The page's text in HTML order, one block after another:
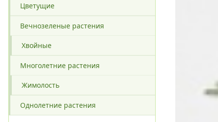
Цветущие
Вечнозеленые растения
Хвойные
Многолетние растения
Жимолость
Однолетние растения